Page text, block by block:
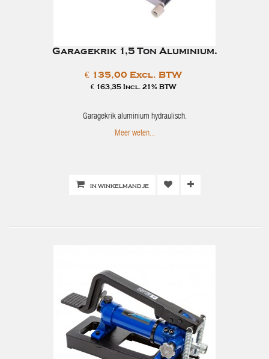
Garagekrik 1,5 Ton Aluminium.
€ 135,00 Excl. BTW
€ 163,35 Incl. 21% BTW
Garagekrik aluminium hydraulisch.
Meer weten...
IN WINKELMANDJE